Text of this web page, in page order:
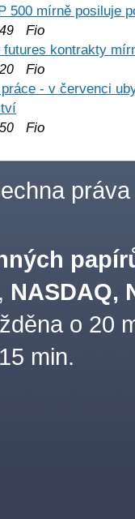
500 mírně posiluje
Fio
futures kontrakty
Fio
práce - v červenci
Fio
práva
, NASDAQ,
o 20
min.